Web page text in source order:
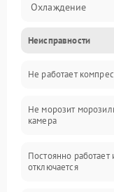
Охлаждение
Механика
Электропитание
Дренаж
Неисправности
Не работает
Не морозит
камера
Постоянно работает
отключается